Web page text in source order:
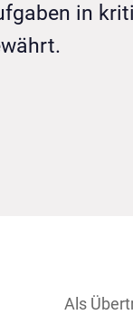
in
Als